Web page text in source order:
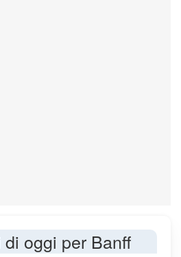
oggi per Banff